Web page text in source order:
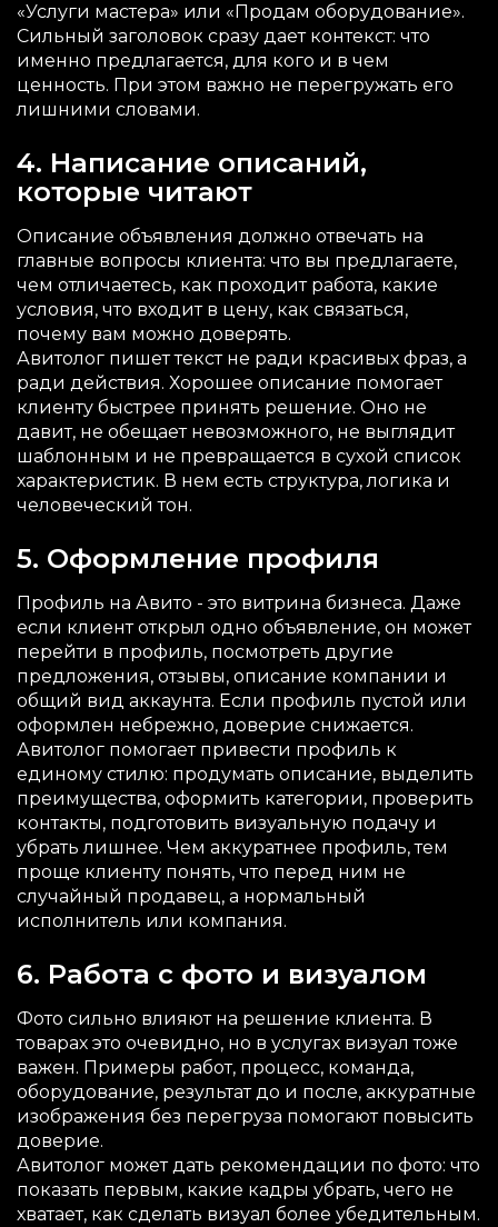
«Услуги мастера» или «Продам оборудование».
Сильный заголовок сразу дает контекст: что
именно предлагается, для кого и в чем
ценность. При этом важно не перегружать его
лишними словами.
4. Написание описаний,
которые читают
Описание объявления должно отвечать на
главные вопросы клиента: что вы предлагаете,
чем отличаетесь, как проходит работа, какие
условия, что входит в цену, как связаться,
почему вам можно доверять.
Авитолог пишет текст не ради красивых фраз, а
ради действия. Хорошее описание помогает
клиенту быстрее принять решение. Оно не
давит, не обещает невозможного, не выглядит
шаблонным и не превращается в сухой список
характеристик. В нем есть структура, логика и
человеческий тон.
5. Оформление профиля
Профиль на Авито - это витрина бизнеса. Даже
если клиент открыл одно объявление, он может
перейти в профиль, посмотреть другие
предложения, отзывы, описание компании и
общий вид аккаунта. Если профиль пустой или
оформлен небрежно, доверие снижается.
Авитолог помогает привести профиль к
единому стилю: продумать описание, выделить
преимущества, оформить категории, проверить
контакты, подготовить визуальную подачу и
убрать лишнее. Чем аккуратнее профиль, тем
проще клиенту понять, что перед ним не
случайный продавец, а нормальный
исполнитель или компания.
6. Работа с фото и визуалом
Фото сильно влияют на решение клиента. В
товарах это очевидно, но в услугах визуал тоже
важен. Примеры работ, процесс, команда,
оборудование, результат до и после, аккуратные
изображения без перегруза помогают повысить
доверие.
Авитолог может дать рекомендации по фото: что
показать первым, какие кадры убрать, чего не
хватает, как сделать визуал более убедительным.